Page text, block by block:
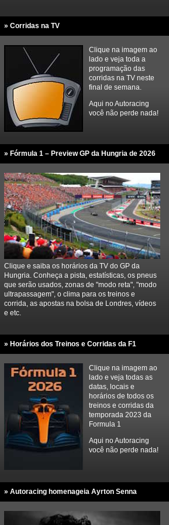
» Corridas na TV
Clique na imagem ao
lado e veja toda a
programação das
corridas na TV neste
final de semana.
Aqui no Autoracing
você não perde nada!
» Fórmula 1 – Preview GP da Hungria de 2026
Clique e saiba os horários da TV do GP da
Hungria. Conheça a pista, estatísticas, os pneus
que serão usados, zonas de "modo reta", "modo
ultrapassagem", o clima para os treinos e
corrida, as apostas na bolsa de Londres, vídeos
e etc.
» Horários dos Treinos e Corridas da F1
Clique na imagem ao
lado e veja todas as
datas, locais e
horários de todos os
treinos e corridas da
temporada 2023 da
Formula 1
Aqui no Autoracing
você não perde nada!
» Autoracing homenageia Ayrton Senna